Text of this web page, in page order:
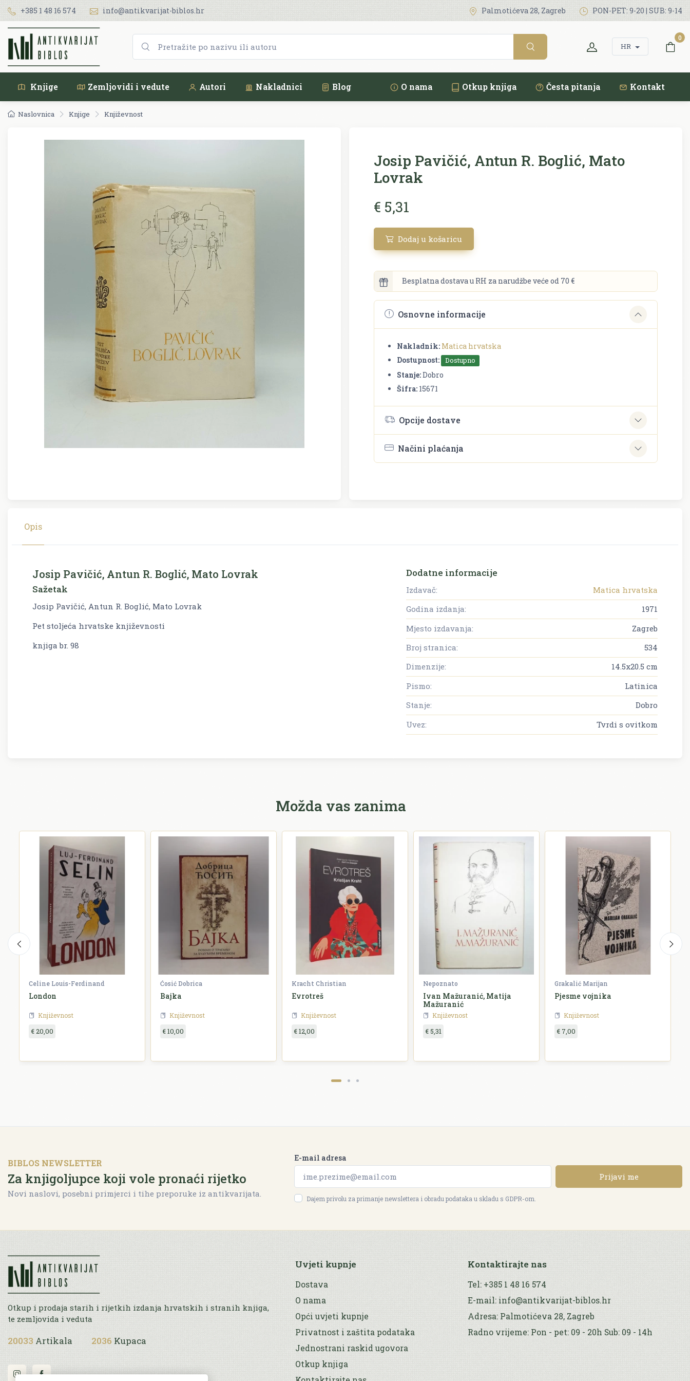
+385 1 48 16 574 info@antikvarijat-biblos.hr Palmotićeva 28, Zagreb PON-PET: 9-20 | SUB: 9-14
HR
0
Knjige Zemljovidi i vedute Autori Nakladnici Blog O nama Otkup knjiga Česta pitanja Kontakt
Naslovnica Knjige Književnost
Josip Pavičić, Antun R. Boglić, Mato
Lovrak
€ 5,31
Dodaj u košaricu
Besplatna dostava u RH za narudžbe veće od 70 €
Osnovne informacije
Nakladnik: Matica hrvatska
Dostupnost:
Dostupno
Stanje:Dobro
Šifra: 15671
Opcije dostave
Načini plaćanja
Opis
Josip Pavičić, Antun R. Boglić, Mato Lovrak
Sažetak
Josip Pavičić, Antun R. Boglić, Mato Lovrak
Pet stoljeća hrvatske književnosti
knjiga br. 98
Dodatne informacije
Izdavač:
Matica hrvatska
Godina izdanja:
1971
Mjesto izdavanja:
Zagreb
Broj stranica:
534
Dimenzije:
14.5x20.5 cm
Pismo:
Latinica
Stanje:
Dobro
Uvez:
Tvrdi s ovitkom
Možda vas zanima
Celine Louis-Ferdinand
London
Književnost
€ 20,00
Ćosić Dobrica
Bajka
Književnost
€ 10,00
Kracht Christian
Evrotreš
Književnost
€ 12,00
Nepoznato
Ivan Mažuranić, Matija
Mažuranić
Književnost
€ 5,31
Grakalić Marijan
Pjesme vojnika
Književnost
€ 7,00
BIBLOS NEWSLETTER
Za knjigoljupce koji vole pronaći rijetko
Novi naslovi, posebni primjerci i tihe preporuke iz antikvarijata.
E-mail adresa
Prijavi me
Dajem privolu za primanje newslettera i obradu podataka u skladu s GDPR-om.
Otkup i prodaja starih i rijetkih izdanja hrvatskih i stranih knjiga,
te zemljovida i veduta
20033 Artikala 2036 Kupaca
Uvjeti kupnje
Dostava
O nama
Opći uvjeti kupnje
Privatnost i zaštita podataka
Jednostrani raskid ugovora
Otkup knjiga
Kontaktirajte nas
Tel: +385 1 48 16 574
E-mail: info@antikvarijat-biblos.hr
Adresa: Palmotićeva 28, Zagreb
Radno vrijeme: Pon - pet: 09 - 20h Sub: 09 - 14h